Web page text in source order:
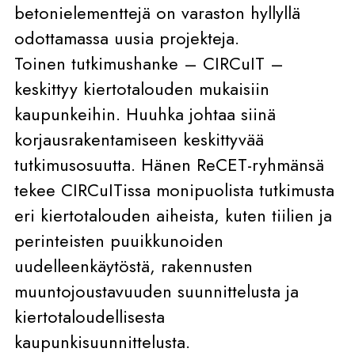
betonielementtejä on varaston hyllyllä
odottamassa uusia projekteja.
Toinen tutkimushanke – CIRCuIT –
keskittyy kiertotalouden mukaisiin
kaupunkeihin. Huuhka johtaa siinä
korjausrakentamiseen keskittyvää
tutkimusosuutta. Hänen ReCET-ryhmänsä
tekee CIRCuITissa monipuolista tutkimusta
eri kiertotalouden aiheista, kuten tiilien ja
perinteisten puuikkunoiden
uudelleenkäytöstä, rakennusten
muuntojoustavuuden suunnittelusta ja
kiertotaloudellisesta
kaupunkisuunnittelusta.